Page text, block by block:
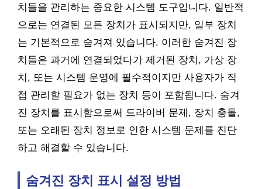
치들을 관리하는 중요한 시스템 도구입니다. 일반적
으로는 연결된 모든 장치가 표시되지만, 일부 장치
는 기본적으로 숨겨져 있습니다. 이러한 숨겨진 장
치들은 과거에 연결되었다가 제거된 장치, 가상 장
치, 또는 시스템 운영에 필수적이지만 사용자가 직
접 관리할 필요가 없는 장치 등이 포함됩니다. 숨겨
진 장치를 표시함으로써 드라이버 문제, 장치 충돌,
또는 오래된 장치 정보로 인한 시스템 문제를 진단
하고 해결할 수 있습니다.
숨겨진 장치 표시 설정 방법